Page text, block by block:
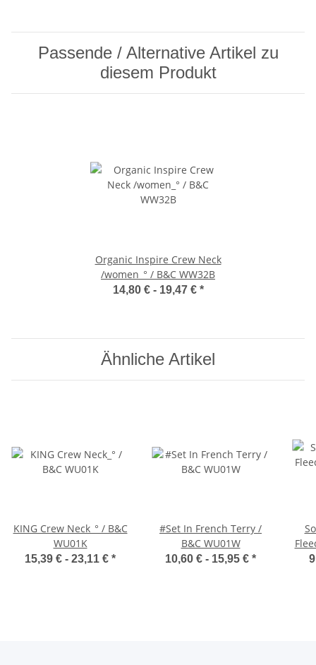
Passende / Alternative Artikel zu
diesem Produkt
Organic Inspire Crew Neck
/women_° / B&C WW32B
14,80 € - 19,47 € *
Ähnliche Artikel
KING Crew Neck_° / B&C
WU01K
15,39 € - 23,11 € *
#Set In French Terry /
B&C WU01W
10,60 € - 15,95 € *